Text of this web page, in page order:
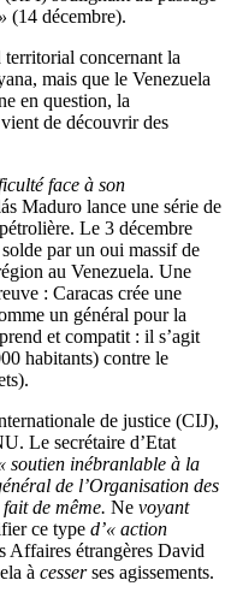
(14 décembre).
concernant la
mais que le Venezuela
en question, la
de découvrir des
face à son
Maduro lance une série de
Le 3 décembre
par un oui massif de
au Venezuela. Une
: Caracas crée une
un général pour la
et compatit : il s’agit
habitants) contre le
de justice (CIJ),
Le secrétaire d’Etat
soutien inébranlable à la
de l’Organisation des
de même. Ne voyant
ce type d’« action
Affaires étrangères David
à cesserses agissements.